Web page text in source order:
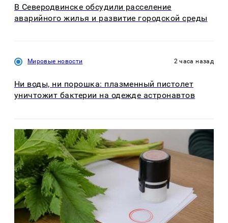
В Северодвинске обсудили расселение
аварийного жилья и развитие городской среды
Мировые новости 2 часа назад
Ни воды, ни порошка: плазменный пистолет
уничтожит бактерии на одежде астронавтов